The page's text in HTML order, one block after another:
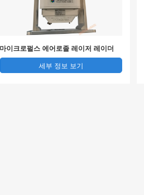
마이크로펄스 에어로졸 레이저 레이더
세부 정보 보기